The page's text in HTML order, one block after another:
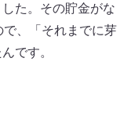
た。その貯金がな
で、「それまでに芽
です。